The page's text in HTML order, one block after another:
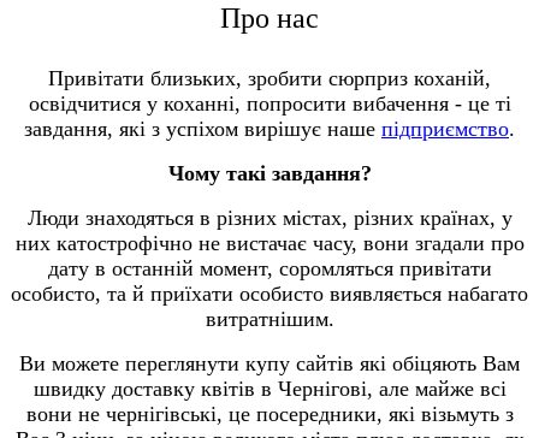
Про нас
Привітати близьких, зробити сюрприз коханій,
освідчитися у коханні, попросити вибачення - це ті
завдання, які з успіхом вирішує наше підприємство.
Чому такі завдання?
Люди знаходяться в різних містах, різних країнах, у
них катострофічно не вистачає часу, вони згадали про
дату в останній момент, соромляться привітати
особисто, та й приїхати особисто виявляється набагато
витратнішим.
Ви можете переглянути купу сайтів які обіцяють Вам
швидку доставку квітів в Чернігові, але майже всі
вони не чернігівські, це посередники, які візьмуть з